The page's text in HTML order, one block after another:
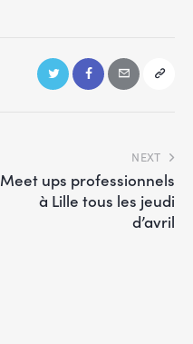
NEXT
Meet ups professionnels
à Lille tous les jeudi
d’avril